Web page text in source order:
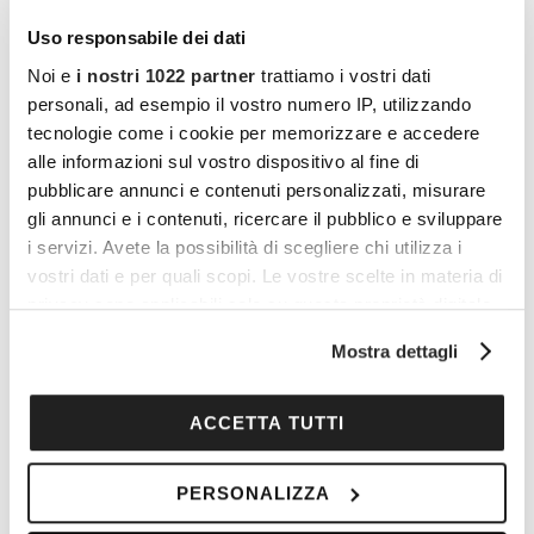
Uso responsabile dei dati
Noi e i nostri 1022 partner trattiamo i vostri dati
personali, ad esempio il vostro numero IP, utilizzando
tecnologie come i cookie per memorizzare e accedere
alle informazioni sul vostro dispositivo al fine di
pubblicare annunci e contenuti personalizzati, misurare
gli annunci e i contenuti, ricercare il pubblico e sviluppare
i servizi. Avete la possibilità di scegliere chi utilizza i
vostri dati e per quali scopi. Le vostre scelte in materia di
privacy sono applicabili solo su questa proprietà digitale
modificare o revocare il proprio consenso in qualsiasi
momento dalla Dichiarazione sui cookie o facendo clic
sull'icona di attivazione della privacy.
raccogliere informazioni sulla tua posizione
Mostra dettagli
ACCETTA TUTTI
PERSONALIZZA
I vantaggi di essere un
Cocooners